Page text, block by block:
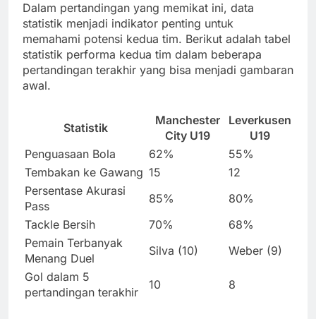
Dalam pertandingan yang memikat ini, data
statistik menjadi indikator penting untuk
memahami potensi kedua tim. Berikut adalah tabel
statistik performa kedua tim dalam beberapa
pertandingan terakhir yang bisa menjadi gambaran
awal.
Statistik
Manchester
City U19
Leverkusen
U19
Penguasaan Bola
62%
55%
Tembakan ke Gawang 15
12
Persentase Akurasi
Pass
85%
80%
Tackle Bersih
70%
68%
Pemain Terbanyak
Menang Duel
Silva (10)
Weber (9)
Gol dalam 5
pertandingan terakhir
10 8